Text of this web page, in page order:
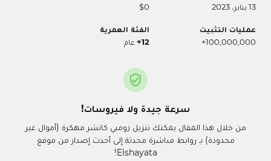
13 يناير، 2023
$0
عمليات التثبيت
100,000,000+
الفئة العمرية
12+ عام
سرعة جيدة ولا فيروسات!
من خلال هذا المقال يمكنك تنزيل زومبي كاتشر مهكرة (أموال غير
محدودة) بـ روابط مباشرة محدثة إلى أحدث إصدار من موقع
Elshayata!